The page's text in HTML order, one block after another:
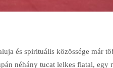
és spirituális közössége már
néhány tucat lelkes fiatal, egy